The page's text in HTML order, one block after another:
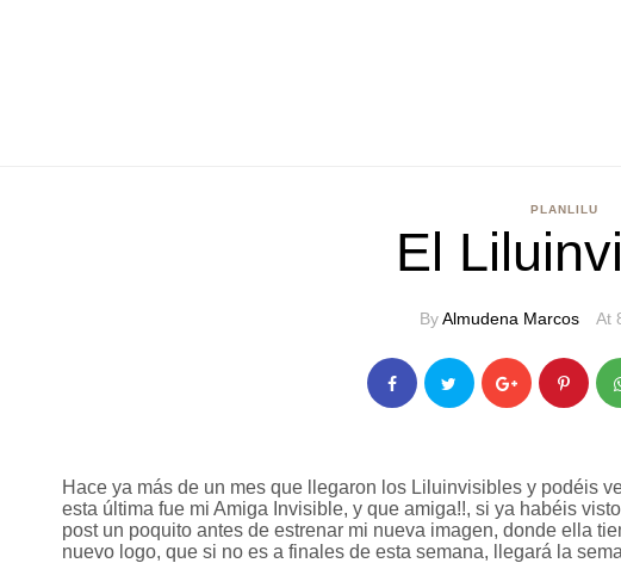
PLANLILU
El
ByAlmudena Marcos At
Hace ya más de un mes que llegaron los Liluinvisibles y podéis
esta última fue mi Amiga Invisible, y que amiga!!, si ya habéis
post un poquito antes de estrenar mi nueva imagen, donde ella
nuevo logo, que si no es a finales de esta semana, llegará la